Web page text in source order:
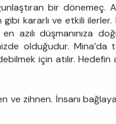
bir dönemeç.
kararlı ve etkili ilerler.
azılı düşmanınıza
olduğudur.
için atılır.
ve zihnen. İnsanı